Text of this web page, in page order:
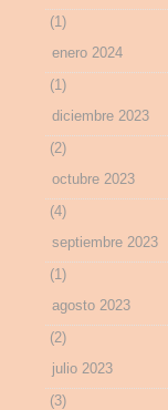
(1)
enero 2024
(1)
diciembre 2023
(2)
octubre 2023
(4)
septiembre 2023
(1)
agosto 2023
(2)
julio 2023
(3)